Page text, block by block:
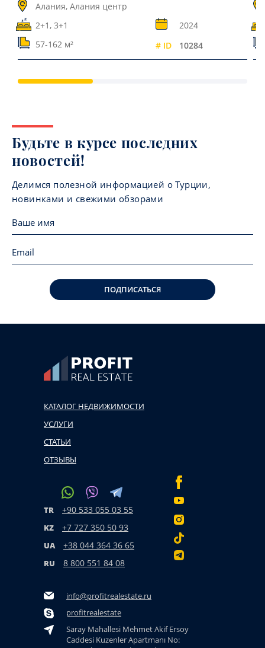
Алания, Алания центр
2+1, 3+1
2024
57-162 м²
# ID 10284
Будьте в курсе последних
новостей!
Делимся полезной информацией о Турции,
новинками и свежими обзорами
ПОДПИСАТЬСЯ
КАТАЛОГ НЕДВИЖИМОСТИ
УСЛУГИ
СТАТЬИ
ОТЗЫВЫ
TR +90 533 055 03 55
KZ +7 727 350 50 93
UA +38 044 364 36 65
RU 8 800 551 84 08
info@profitrealestate.ru
profitrealestate
Saray Mahallesi Mehmet Akif Ersoy
Caddesi Kuzenler Apartmanı No: